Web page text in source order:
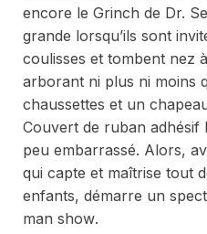
encore le Grinch de Dr.
grande lorsqu’ils sont
coulisses et tombent nez
arborant ni plus ni moins
chaussettes et un
Couvert de ruban adhésif
peu embarrassé. Alors,
qui capte et maîtrise tout
enfants, démarre un
man show.